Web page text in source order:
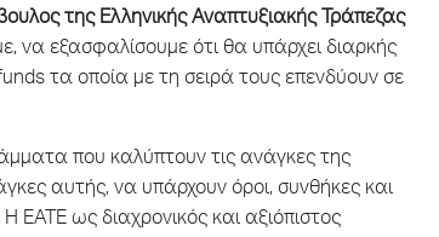
της Ελληνικής Αναπτυξιακής Τράπεζας
να εξασφαλίσουμε ότι θα υπάρχει διαρκής
τα οποία με τη σειρά τους επενδύουν σε
που καλύπτουν τις ανάγκες της
αυτής, να υπάρχουν όροι, συνθήκες και
ΕΑΤΕ ως διαχρονικός και αξιόπιστος